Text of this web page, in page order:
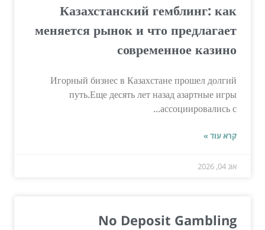
Казахстанский гемблинг: как
меняется рынок и что предлагает
современное казино
Игорный бизнес в Казахстане прошел долгий
путь.Еще десять лет назад азартные игры
ассоциировались с...
קרא עוד »
אוג 04, 2026
No Deposit Gambling